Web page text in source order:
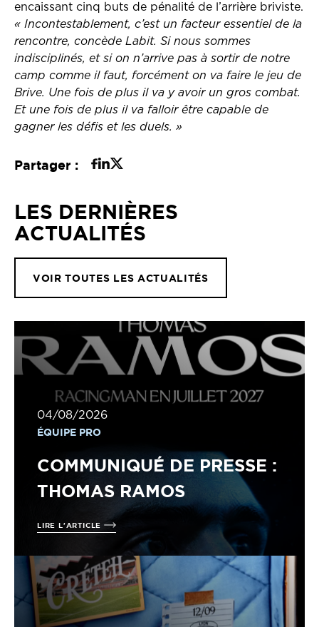
encaissant cinq buts de pénalité de l’arrière briviste.
« Incontestablement, c’est un facteur essentiel de la
rencontre, concède Labit. Si nous sommes
indisciplinés, et si on n’arrive pas à sortir de notre
camp comme il faut, forcément on va faire le jeu de
Brive. Une fois de plus il va y avoir un gros combat.
Et une fois de plus il va falloir être capable de
gagner les défis et les duels. »
Partager :
LES DERNIÈRES
ACTUALITÉS
VOIR TOUTES LES ACTUALITÉS
04/08/2026
ÉQUIPE PRO
COMMUNIQUÉ DE PRESSE :
THOMAS RAMOS
LIRE L'ARTICLE